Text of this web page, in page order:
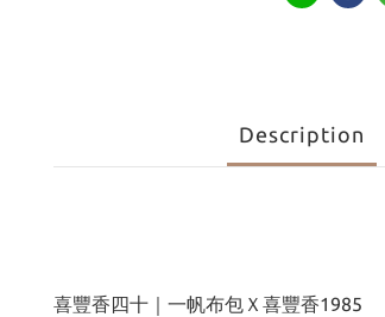
Description
喜豐香四十｜一帆布包Ｘ喜豐香1985